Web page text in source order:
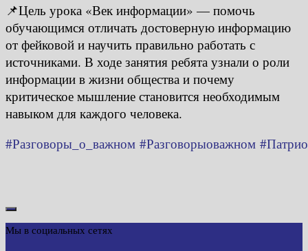
📌Цель урока «Век информации» — помочь
обучающимся отличать достоверную информацию
от фейковой и научить правильно работать с
источниками. В ходе занятия ребята узнали о роли
информации в жизни общества и почему
критическое мышление становится необходимым
навыком для каждого человека.
#Разговоры_о_важном #Разговорыоважном
Мы в социальных сетях